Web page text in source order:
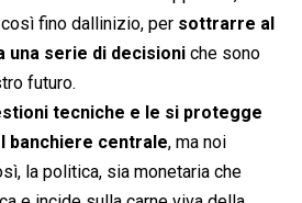
fino dallinizio, per sottrarre al
serie di decisioni che sono
futuro.
tecniche e le si protegge
banchiere centrale, ma noi
la politica, sia monetaria che